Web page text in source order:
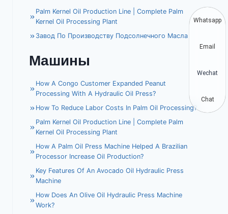
Palm Kernel Oil Production Line | Complete Palm
Kernel Oil Processing Plant
Завод По Производству Подсолнечного Масла
Машины
How A Congo Customer Expanded Peanut
Processing With A Hydraulic Oil Press?
How To Reduce Labor Costs In Palm Oil Processing?
Palm Kernel Oil Production Line | Complete Palm
Kernel Oil Processing Plant
How A Palm Oil Press Machine Helped A Brazilian
Processor Increase Oil Production?
Key Features Of An Avocado Oil Hydraulic Press
Machine
How Does An Olive Oil Hydraulic Press Machine
Work?
Whatsapp
Email
Wechat
Chat